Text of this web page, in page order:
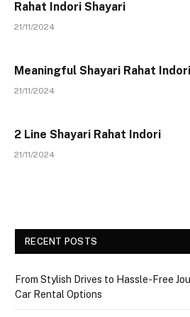
Rahat Indori Shayari
21/11/2024
Meaningful Shayari Rahat Indori
21/11/2024
2 Line Shayari Rahat Indori
21/11/2024
RECENT POSTS
From Stylish Drives to Hassle-Free
Car Rental Options